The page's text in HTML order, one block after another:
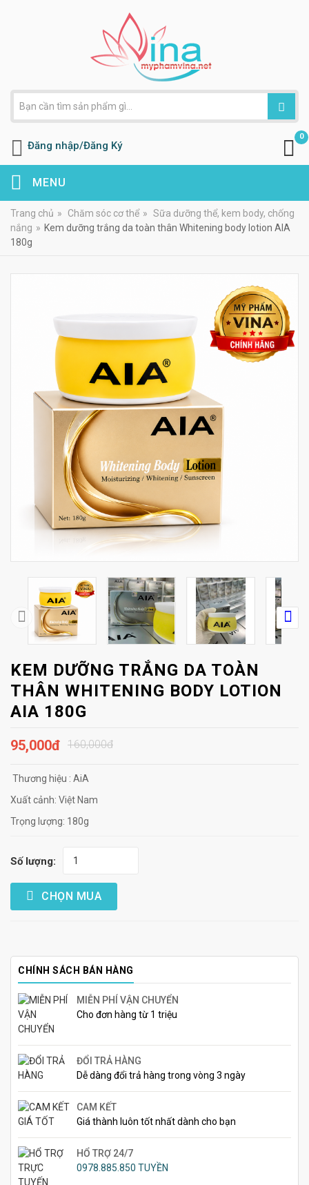
Đăng nhập/Đăng Ký
0
MENU
Trang chủ » Chăm sóc cơ thể » Sữa dưỡng thể, kem body, chống
nắng » Kem dưỡng trắng da toàn thân Whitening body lotion AIA
180g
KEM DƯỠNG TRẮNG DA TOÀN
THÂN WHITENING BODY LOTION
AIA 180G
95,000đ 160,000đ
Thương hiệu : AiA
Xuất cảnh: Việt Nam
Trọng lượng: 180g
Số lượng:
CHỌN MUA
CHÍNH SÁCH BÁN HÀNG
MIỄN PHÍ VẬN CHUYỂN
Cho đơn hàng từ 1 triệu
ĐỔI TRẢ HÀNG
Dễ dàng đổi trả hàng trong vòng 3 ngày
CAM KẾT
Giá thành luôn tốt nhất dành cho bạn
HỔ TRỢ 24/7
0978.885.850 TUYỀN